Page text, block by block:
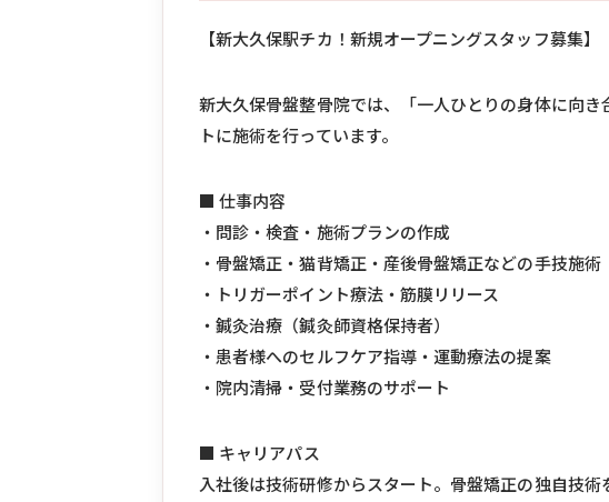
【新大久保駅チカ！新規オープニングスタッフ募集】
新大久保骨盤整骨院では、「一人ひとりの身体に向
トに施術を行っています。
■ 仕事内容
・問診・検査・施術プランの作成
・骨盤矯正・猫背矯正・産後骨盤矯正などの手技施術
・トリガーポイント療法・筋膜リリース
・鍼灸治療（鍼灸師資格保持者）
・患者様へのセルフケア指導・運動療法の提案
・院内清掃・受付業務のサポート
■ キャリアパス
入社後は技術研修からスタート。骨盤矯正の独自技